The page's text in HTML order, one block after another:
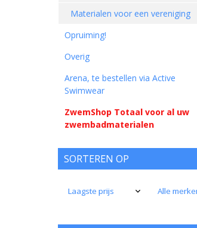
Materialen voor een vereniging
Opruiming!
Overig
Arena, te bestellen via Active
Swimwear
ZwemShop Totaal voor al uw
zwembadmaterialen
SORTEREN OP